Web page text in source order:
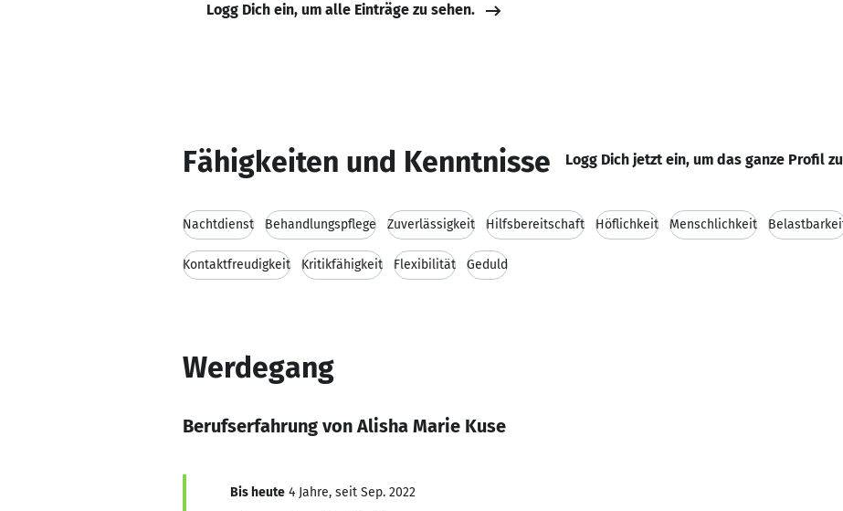
Logg Dich ein, um alle Einträge zu sehen.
Fähigkeiten und Kenntnisse Logg Dich jetzt ein, um das ganze Profil
Nachtdienst Behandlungspflege Zuverlässigkeit Hilfsbereitschaft Höflichkeit Menschlichkeit
Kontaktfreudigkeit Kritikfähigkeit Flexibilität Geduld
Werdegang
Berufserfahrung von Alisha Marie Kuse
Bis heute 4 Jahre, seit Sep. 2022